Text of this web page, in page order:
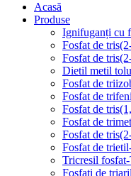
Acasă
Produse
Ignifuganți cu
Fosfat de
Fosfat de
Dietil metil
Fosfat de
Fosfat de
Fosfat de
Fosfat de
Fosfat de
Fosfat de
Tricresil
Fosfați de